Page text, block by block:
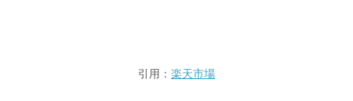
引用： 楽天市場